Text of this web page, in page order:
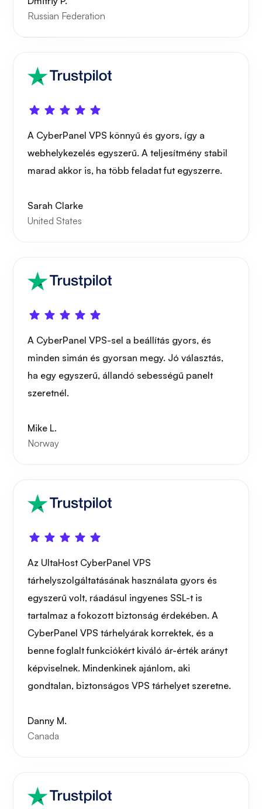
Játékcső
Hordár
Russian Federation
A CyberPanel VPS könnyű és gyors, így a
webhelykezelés egyszerű. A teljesítmény stabil
marad akkor is, ha több feladat fut egyszerre.
Sarah Clarke
United States
A CyberPanel VPS-sel a beállítás gyors, és
minden simán és gyorsan megy. Jó választás,
ha egy egyszerű, állandó sebességű panelt
szeretnél.
Mike L.
Norway
Az UltaHost CyberPanel VPS
tárhelyszolgáltatásának használata gyors és
egyszerű volt, ráadásul ingyenes SSL-t is
tartalmaz a fokozott biztonság érdekében. A
CyberPanel VPS tárhelyárak korrektek, és a
benne foglalt funkciókért kiváló ár-érték arányt
képviselnek. Mindenkinek ajánlom, aki
gondtalan, biztonságos VPS tárhelyet szeretne.
Danny M.
Canada